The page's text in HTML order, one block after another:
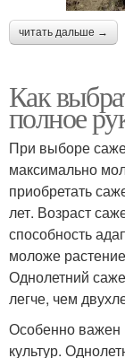
читать дальше →
Как
полное
При выборе
максимально
приобретать
лет. Возраст
способность
моложе
Однолетний
легче, чем
Особенно важен
культур.